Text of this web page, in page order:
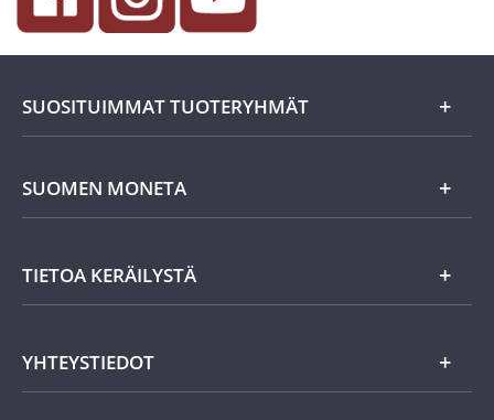
SUOSITUIMMAT TUOTERYHMÄT
Uutuudet
Eurokolikot
Vanhat rahat
SUOMEN MONETA
Töihin Suomen Monetaan?
TIETOA KERÄILYSTÄ
YHTEYSTIEDOT